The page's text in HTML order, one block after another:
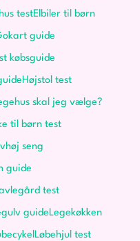
testElbiler til børn
guide
købsguide
Højstol test
skal jeg vælge?
til børn test
seng
guide
test
guideLegekøkken
Løbehjul test